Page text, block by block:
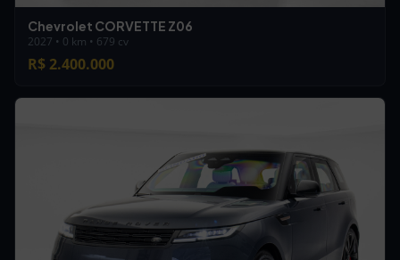
Chevrolet CORVETTE Z06
2027 • 0 km • 679 cv
R$ 2.400.000